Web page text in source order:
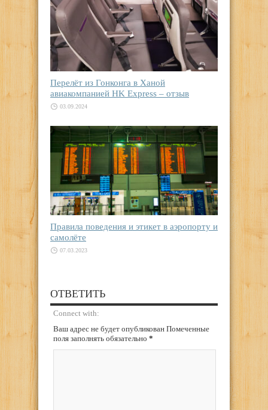
Перелёт из Гонконга в Ханой
авиакомпанией HK Express – отзыв
03.09.2024
Правила поведения и этикет в аэропорту и
самолёте
07.03.2023
ОТВЕТИТЬ
Connect with:
Ваш адрес не будет опубликован Помеченные
поля заполнять обязательно *